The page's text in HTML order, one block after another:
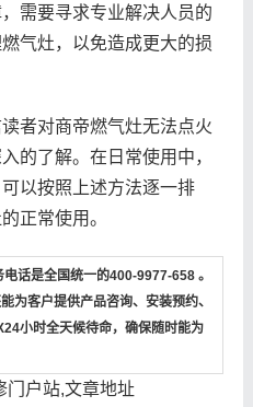
需要寻求专业解决人员的
气灶，以免造成更大的损
者对商帝燃气灶无法点火
的了解。在日常使用中，
以按照上述方法逐一排
正常使用。
话是全国统一的400-9977-658 。
为客户提供产品咨询、安装预约、
小时全天候待命，确保随时能为
门户站,文章地址